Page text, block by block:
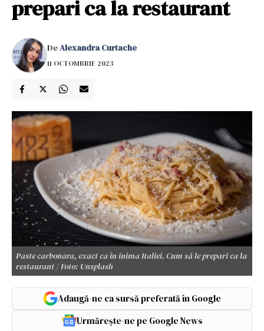
prepari ca la restaurant
DeAlexandra Curtache
11 OCTOMBRIE 2023
Paste carbonara, exact ca în inima Italiei. Cum să le prepari ca la
restaurant / Foto: Unsplash
Adaugă-ne ca sursă preferată în Google
Urmărește-ne pe Google News